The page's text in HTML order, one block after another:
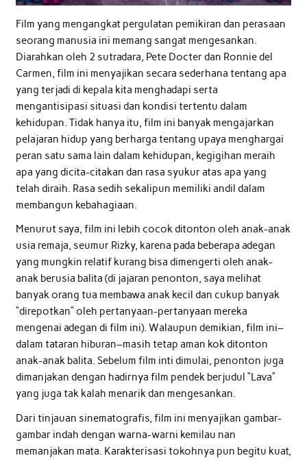
Film yang mengangkat pergulatan pemikiran dan perasaan
seorang manusia ini memang sangat mengesankan.
Diarahkan oleh 2 sutradara, Pete Docter dan Ronnie del
Carmen, film ini menyajikan secara sederhana tentang apa
yang terjadi di kepala kita menghadapi serta
mengantisipasi situasi dan kondisi tertentu dalam
kehidupan. Tidak hanya itu, film ini banyak mengajarkan
pelajaran hidup yang berharga tentang upaya menghargai
peran satu sama lain dalam kehidupan, kegigihan meraih
apa yang dicita-citakan dan rasa syukur atas apa yang
telah diraih. Rasa sedih sekalipun memiliki andil dalam
membangun kebahagiaan.
Menurut saya, film ini lebih cocok ditonton oleh anak-anak
usia remaja, seumur Rizky, karena pada beberapa adegan
yang mungkin relatif kurang bisa dimengerti oleh anak-
anak berusia balita (di jajaran penonton, saya melihat
banyak orang tua membawa anak kecil dan cukup banyak
“direpotkan” oleh pertanyaan-pertanyaan mereka
mengenai adegan di film ini). Walaupun demikian, film ini–
dalam tataran hiburan–masih tetap aman kok ditonton
anak-anak balita. Sebelum film inti dimulai, penonton juga
dimanjakan dengan hadirnya film pendek berjudul “Lava”
yang juga tak kalah menarik dan mengesankan.
Dari tinjauan sinematografis, film ini menyajikan gambar-
gambar indah dengan warna-warni kemilau nan
memanjakan mata. Karakterisasi tokohnya pun begitu kuat,